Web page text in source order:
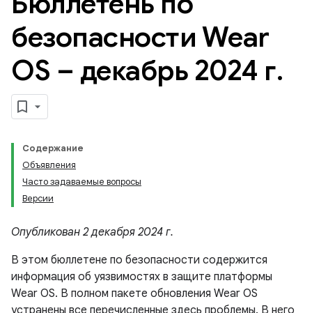
безопасности Wear
OS – декабрь 2024 г.
Содержание
Объявления
Часто задаваемые вопросы
Версии
Опубликован 2 декабря 2024 г.
В этом бюллетене по безопасности содержится
информация об уязвимостях в защите платформы
Wear OS. В полном пакете обновления Wear OS
устранены все перечисленные здесь проблемы. В него